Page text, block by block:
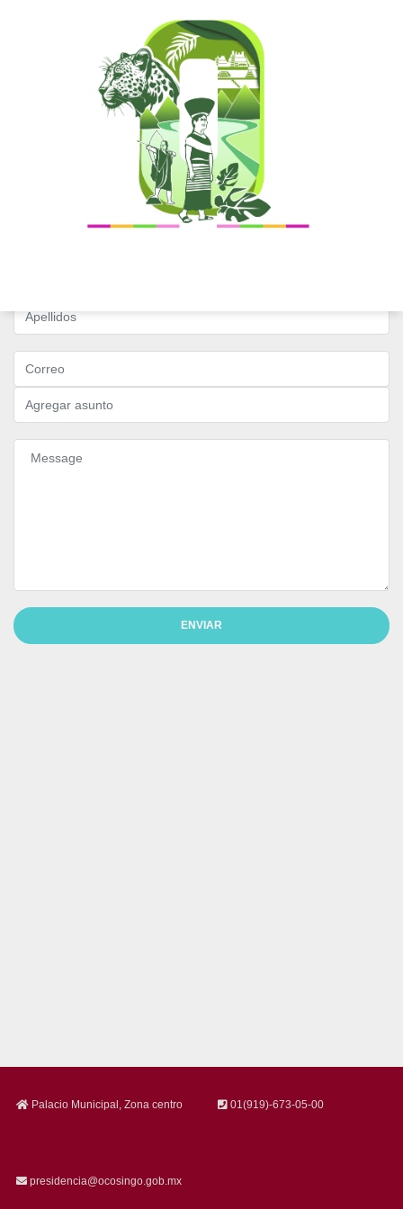
Visitanos
ENVIAR
Palacio Municipal, Zona centro 01(919)-673-05-00
presidencia@ocosingo.gob.mx